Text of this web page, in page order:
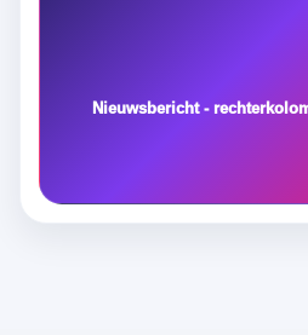
Nieuwsbericht -